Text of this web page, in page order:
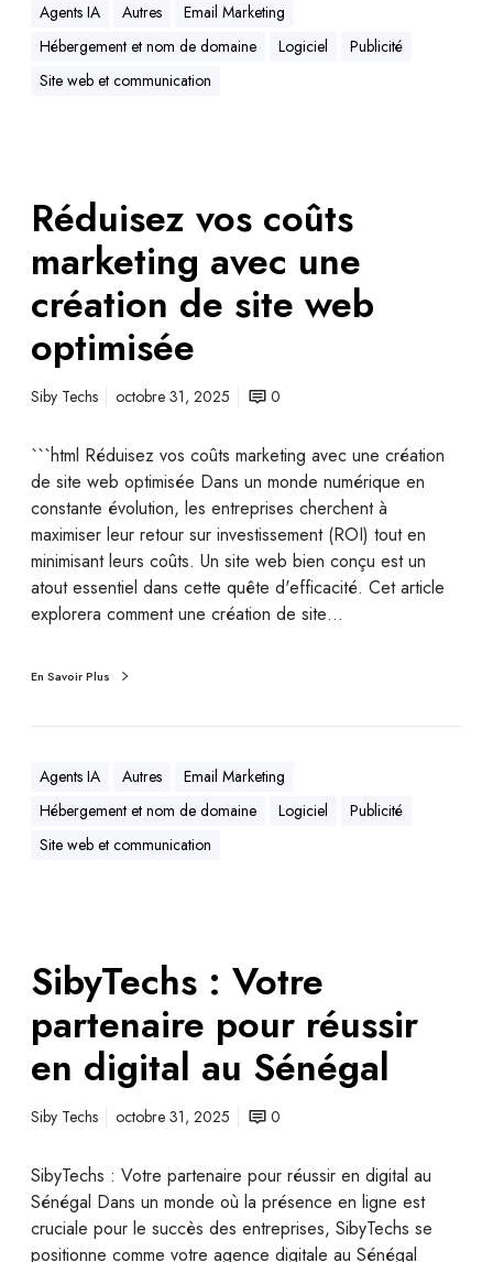
Agents IA Autres
Email Marketing
Hébergement et nom de domaine
Logiciel
Publicité
Site web et communication
Réduisez vos coûts
marketing avec une
création de site web
optimisée
Siby Techs octobre 31, 2025 0
```html Réduisez vos coûts marketing avec une création
de site web optimisée Dans un monde numérique en
constante évolution, les entreprises cherchent à
maximiser leur retour sur investissement (ROI) tout en
minimisant leurs coûts. Un site web bien conçu est un
atout essentiel dans cette quête d'efficacité. Cet article
explorera comment une création de site…
En Savoir Plus
Agents IA Autres
Email Marketing
Hébergement et nom de domaine
Logiciel
Publicité
Site web et communication
SibyTechs : Votre
partenaire pour réussir
en digital au Sénégal
Siby Techs octobre 31, 2025 0
SibyTechs : Votre partenaire pour réussir en digital au
Sénégal Dans un monde où la présence en ligne est
cruciale pour le succès des entreprises, SibyTechs se
positionne comme votre agence digitale au Sénégal